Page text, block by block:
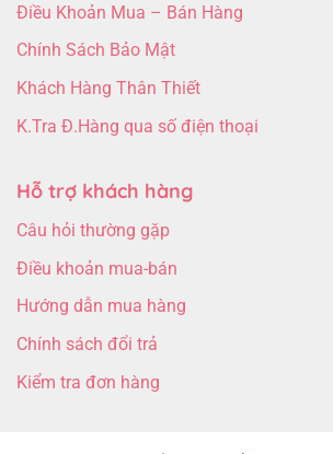
Điều Khoản Mua – Bán Hàng
Chính Sách Bảo Mật
Khách Hàng Thân Thiết
K.Tra Đ.Hàng qua số điện thoại
Hỗ trợ khách hàng
Câu hỏi thường gặp
Điều khoản mua-bán
Hướng dẫn mua hàng
Chính sách đổi trả
Kiểm tra đơn hàng